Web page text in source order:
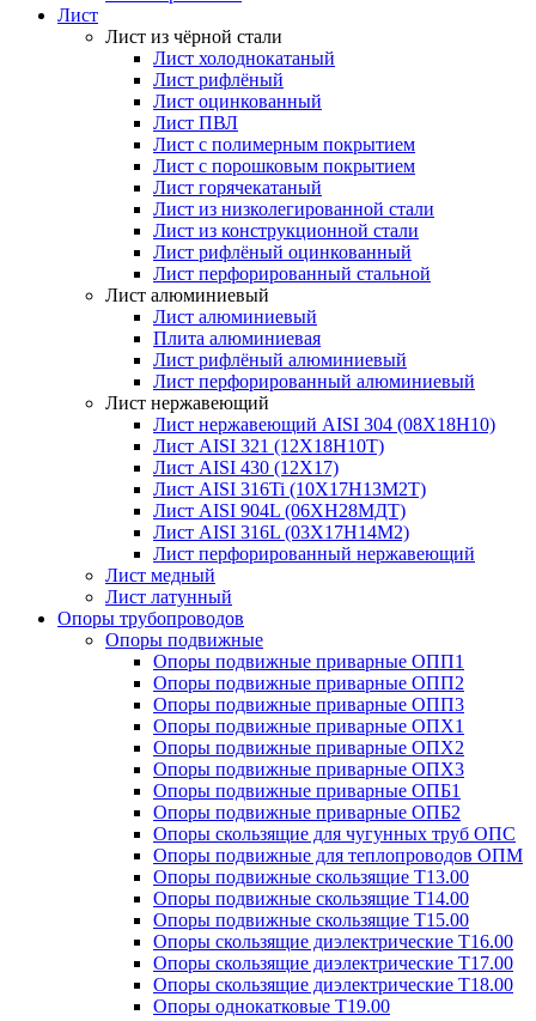
Лист
Лист из чёрной стали
Лист холоднокатаный
Лист рифлёный
Лист оцинкованный
Лист ПВЛ
Лист с полимерным покрытием
Лист с порошковым покрытием
Лист горячекатаный
Лист из низколегированной стали
Лист из конструкционной стали
Лист рифлёный оцинкованный
Лист перфорированный стальной
Лист алюминиевый
Лист алюминиевый
Плита алюминиевая
Лист рифлёный алюминиевый
Лист перфорированный алюминиевый
Лист нержавеющий
Лист нержавеющий AISI 304 (08Х18Н10)
Лист AISI 321 (12Х18Н10Т)
Лист AISI 430 (12Х17)
Лист AISI 316Ti (10Х17Н13М2Т)
Лист AISI 904L (06ХН28МДТ)
Лист AISI 316L (03Х17Н14М2)
Лист перфорированный нержавеющий
Лист медный
Лист латунный
Опоры трубопроводов
Опоры подвижные
Опоры подвижные приварные ОПП1
Опоры подвижные приварные ОПП2
Опоры подвижные приварные ОПП3
Опоры подвижные приварные ОПХ1
Опоры подвижные приварные ОПХ2
Опоры подвижные приварные ОПХ3
Опоры подвижные приварные ОПБ1
Опоры подвижные приварные ОПБ2
Опоры скользящие для чугунных труб ОПС
Опоры подвижные для теплопроводов ОПМ
Опоры подвижные скользящие Т13.00
Опоры подвижные скользящие Т14.00
Опоры подвижные скользящие Т15.00
Опоры скользящие диэлектрические Т16.00
Опоры скользящие диэлектрические Т17.00
Опоры скользящие диэлектрические Т18.00
Опоры однокатковые Т19.00